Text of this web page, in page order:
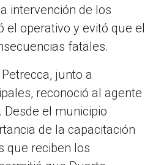
intervención de los
el operativo y evitó que el
fatales.
junto a
reconoció al agente
Desde el municipio
de la capacitación
que reciben los